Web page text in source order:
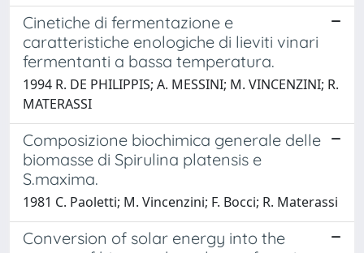
Cinetiche di fermentazione e
caratteristiche enologiche di lieviti vinari
fermentanti a bassa temperatura.
1994 R. DE PHILIPPIS; A. MESSINI; M. VINCENZINI; R.
MATERASSI
Composizione biochimica generale delle
biomasse di Spirulina platensis e
S.maxima.
1981 C. Paoletti; M. Vincenzini; F. Bocci; R. Materassi
Conversion of solar energy into the